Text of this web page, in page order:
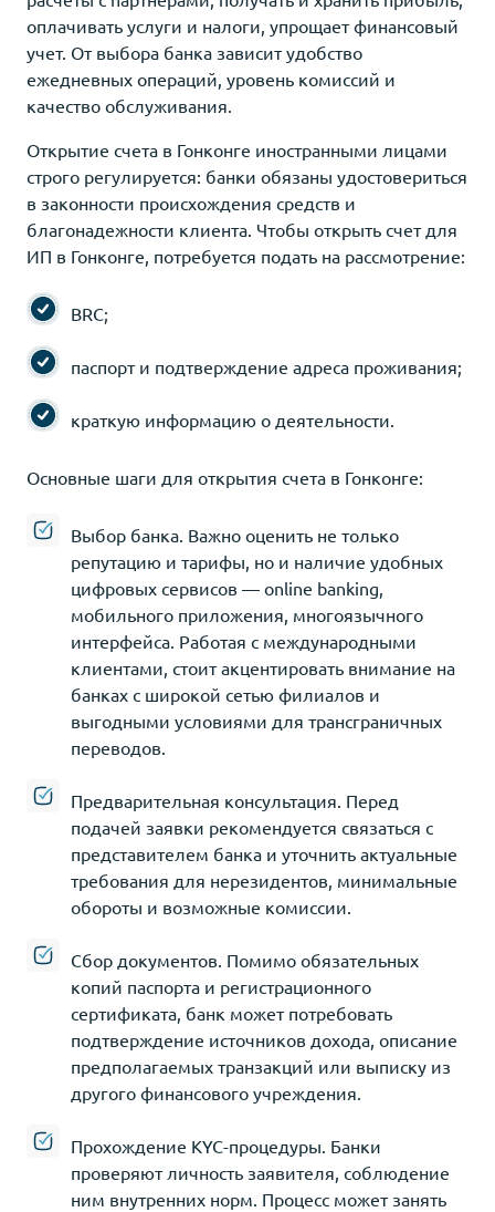
оплачивать услуги и налоги, упрощает финансовый
учет. От выбора банка зависит удобство
ежедневных операций, уровень комиссий и
качество обслуживания.
Открытие счета в Гонконге иностранными лицами
строго регулируется: банки обязаны удостовериться
в законности происхождения средств и
благонадежности клиента. Чтобы открыть счет для
ИП в Гонконге, потребуется подать на рассмотрение:
BRC;
паспорт и подтверждение адреса проживания;
краткую информацию о деятельности.
Основные шаги для открытия счета в Гонконге:
Выбор банка. Важно оценить не только
репутацию и тарифы, но и наличие удобных
цифровых сервисов — online banking,
мобильного приложения, многоязычного
интерфейса. Работая с международными
клиентами, стоит акцентировать внимание на
банках с широкой сетью филиалов и
выгодными условиями для трансграничных
переводов.
Предварительная консультация. Перед
подачей заявки рекомендуется связаться с
представителем банка и уточнить актуальные
требования для нерезидентов, минимальные
обороты и возможные комиссии.
Сбор документов. Помимо обязательных
копий паспорта и регистрационного
сертификата, банк может потребовать
подтверждение источников дохода, описание
предполагаемых транзакций или выписку из
другого финансового учреждения.
Прохождение KYC-процедуры. Банки
проверяют личность заявителя, соблюдение
ним внутренних норм. Процесс может занять